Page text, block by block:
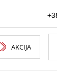
AKCIJA